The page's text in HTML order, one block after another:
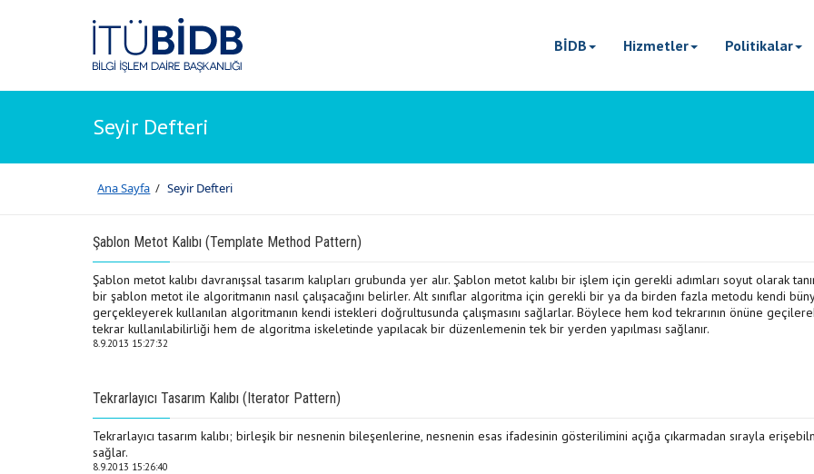
BİDB Hizmetler Politikalar
Seyir Defteri
Ana Sayfa / Seyir Defteri
Şablon Metot Kalıbı (Template Method Pattern)
Şablon metot kalıbı davranışsal tasarım kalıpları grubunda yer alır. Şablon metot kalıbı bir işlem için gerekli adımları soyut olarak
bir şablon metot ile algoritmanın nasıl çalışacağını belirler. Alt sınıflar algoritma için gerekli bir ya da birden fazla metodu kendi
gerçekleyerek kullanılan algoritmanın kendi istekleri doğrultusunda çalışmasını sağlarlar. Böylece hem kod tekrarının önüne
tekrar kullanılabilirliği hem de algoritma iskeletinde yapılacak bir düzenlemenin tek bir yerden yapılması sağlanır.
8.9.2013 15:27:32
Tekrarlayıcı Tasarım Kalıbı (Iterator Pattern)
Tekrarlayıcı tasarım kalıbı; birleşik bir nesnenin bileşenlerine, nesnenin esas ifadesinin gösterilimini açığa çıkarmadan sırayla
sağlar.
8.9.2013 15:26:40